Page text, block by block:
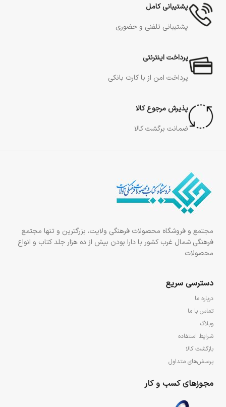
پشتیبانی کامل
پشتیبانی تلفنی و حضوری
پرداخت اینترنتی
پرداخت امن از با کارت بانکی
پذیرش مرجوع کالا
ضمانت برگشت کالا
مجتمع و فروشگاه محصولات فرهنگی ولایت، بزرگترین و تنها مجتمع
فرهنگی شمال غرب کشور با دارا بودن بیش از ده هزار جلد کتاب و انواع
محصولات
دسترسی سریع
درباره ما
تماس با ما
وبلاگ
شرایط استفاده
بازگشت کالا
پرسش‌های متداول
مجوزهای کسب و کار